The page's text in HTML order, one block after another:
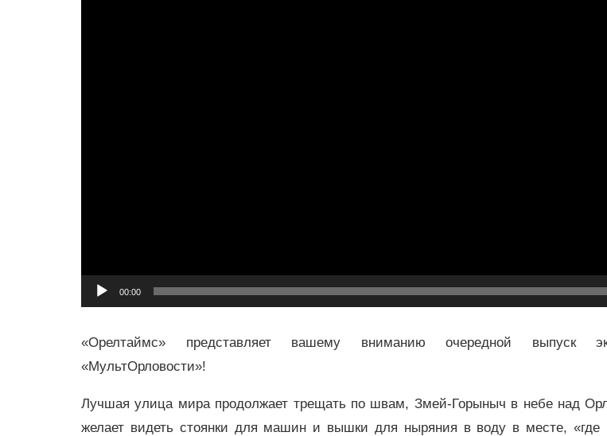
00:00
«Орелтаймс» представляет вашему вниманию очередной выпуск
«МультОрловости»!
Лучшая улица мира продолжает трещать по швам, Змей-Горыныч в небе над
желает видеть стоянки для машин и вышки для ныряния в воду в месте, «где